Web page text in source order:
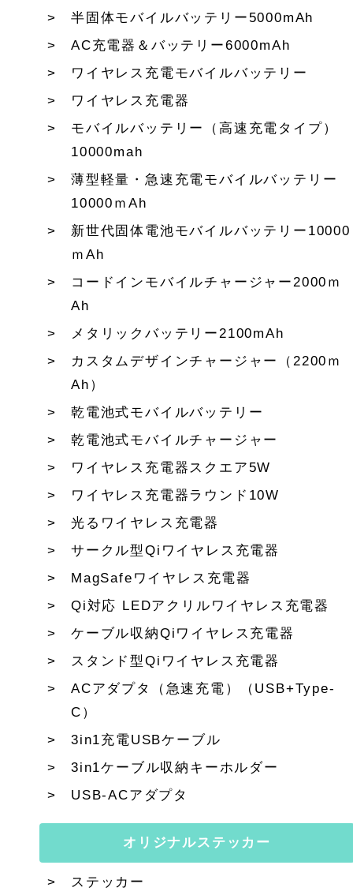
半固体モバイルバッテリー5000mAh
AC充電器＆バッテリー6000mAh
ワイヤレス充電モバイルバッテリー
ワイヤレス充電器
モバイルバッテリー（高速充電タイプ）
10000mah
薄型軽量・急速充電モバイルバッテリー
10000ｍAh
新世代固体電池モバイルバッテリー10000
ｍAh
コードインモバイルチャージャー2000ｍ
Ah
メタリックバッテリー2100mAh
カスタムデザインチャージャー（2200ｍ
Ah）
乾電池式モバイルバッテリー
乾電池式モバイルチャージャー
ワイヤレス充電器スクエア5W
ワイヤレス充電器ラウンド10W
光るワイヤレス充電器
サークル型Qiワイヤレス充電器
MagSafeワイヤレス充電器
Qi対応 LEDアクリルワイヤレス充電器
ケーブル収納Qiワイヤレス充電器
スタンド型Qiワイヤレス充電器
ACアダプタ（急速充電）（USB+Type-
C）
3in1充電USBケーブル
3in1ケーブル収納キーホルダー
USB-ACアダプタ
オリジナルステッカー
ステッカー